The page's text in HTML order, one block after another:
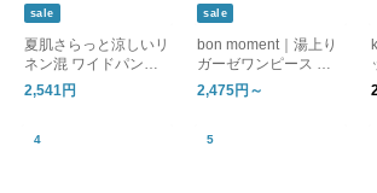
sale
夏肌さらっと涼しいリ
ネン混 ワイドパンツ /
洗える コットンリネ
ン ベイカーワイドパ
2,541円
sale
bon moment｜湯上り
ガーゼワンピース ル
ームワンピース
2,475円～